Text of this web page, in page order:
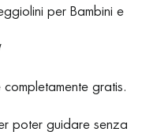
per Bambini e
completamente gratis.
poter guidare senza